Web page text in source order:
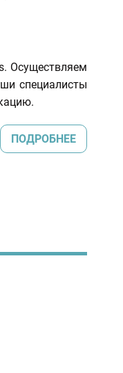
Осуществляем
специалисты
ПОДРОБНЕЕ